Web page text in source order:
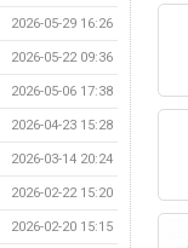
2026-05-29 16:26
2026-05-22 09:36
2026-05-06 17:38
2026-04-23 15:28
2026-03-14 20:24
2026-02-22 15:20
2026-02-20 15:15